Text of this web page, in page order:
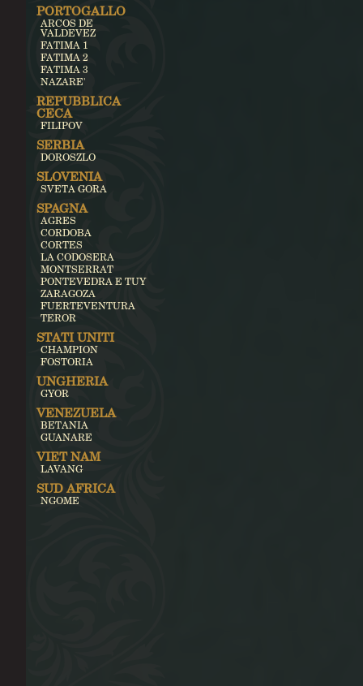
PORTOGALLO
ARCOS DE
VALDEVEZ
FATIMA 1
FATIMA 2
FATIMA 3
NAZARE'
REPUBBLICA
CECA
FILIPOV
SERBIA
DOROSZLO
SLOVENIA
SVETA GORA
SPAGNA
AGRES
CORDOBA
CORTES
LA CODOSERA
MONTSERRAT
PONTEVEDRA E TUY
ZARAGOZA
FUERTEVENTURA
TEROR
STATI UNITI
CHAMPION
FOSTORIA
UNGHERIA
GYOR
VENEZUELA
BETANIA
GUANARE
VIET NAM
LAVANG
SUD AFRICA
NGOME